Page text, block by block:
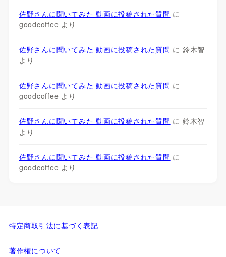
佐野さんに聞いてみた 動画に投稿された質問 に
goodcoffee より
佐野さんに聞いてみた 動画に投稿された質問 に 鈴木智
より
佐野さんに聞いてみた 動画に投稿された質問 に
goodcoffee より
佐野さんに聞いてみた 動画に投稿された質問 に 鈴木智
より
佐野さんに聞いてみた 動画に投稿された質問 に
goodcoffee より
特定商取引法に基づく表記
著作権について